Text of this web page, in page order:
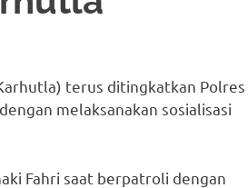
terus ditingkatkan Polres
melaksanakan sosialisasi
Fahri saat berpatroli dengan